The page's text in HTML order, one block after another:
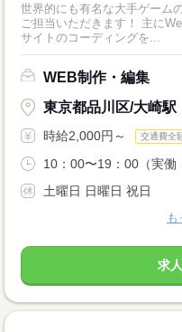
世界的にも有名な大手ゲーム
ご担当いただきます！ 主に
サイトのコーディングを...
WEB制作・編集
東京都品川区/大崎駅
時給2,000円～ 交通費全
10：00〜19：00（実働
土曜日 日曜日 祝日
も
求